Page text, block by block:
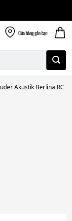
Cửa hànggần bạn
Akustik Berlina RC